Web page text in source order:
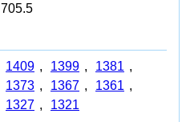
705.5
1409 , 1399 , 1381 ,
1373 , 1367 , 1361 ,
1327 , 1321